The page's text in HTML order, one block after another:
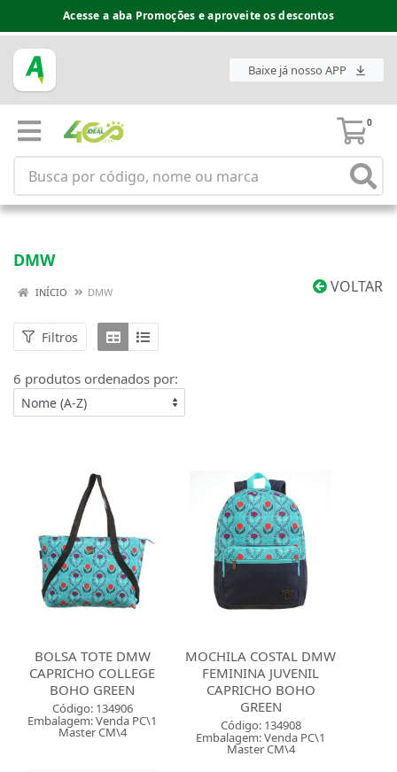
Acesse a aba Promoções e aproveite os descontos
Baixe já nosso APP
0
DMW
VOLTAR
INÍCIO DMW
Filtros
6 produtos ordenados por:
BOLSA TOTE DMW
CAPRICHO COLLEGE
BOHO GREEN
Código: 134906
Embalagem: Venda PC\1
Master CM\4
MOCHILA COSTAL DMW
FEMININA JUVENIL
CAPRICHO BOHO
GREEN
Código: 134908
Embalagem: Venda PC\1
Master CM\4